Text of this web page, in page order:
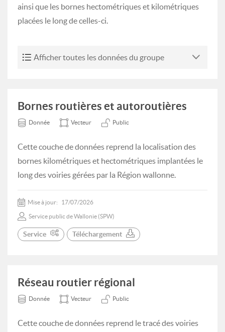
ainsi que les bornes hectométriques et kilométriques
placées le long de celles-ci.
Afficher toutes les données du groupe
Bornes routières et autoroutières
Donnée Vecteur Public
Cette couche de données reprend la localisation des
bornes kilométriques et hectométriques implantées le
long des voiries gérées par la Région wallonne.
Mise à jour: 17/07/2026
Service public de Wallonie (SPW)
Service Téléchargement
Réseau routier régional
Donnée Vecteur Public
Cette couche de données reprend le tracé des voiries